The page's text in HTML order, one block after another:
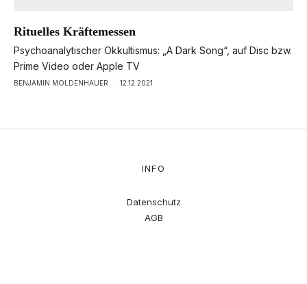
Rituelles Kräftemessen
Psychoanalytischer Okkultismus: „A Dark Song“, auf Disc bzw.
Prime Video oder Apple TV
BENJAMIN MOLDENHAUER · 12.12.2021
INFO
Datenschutz
AGB